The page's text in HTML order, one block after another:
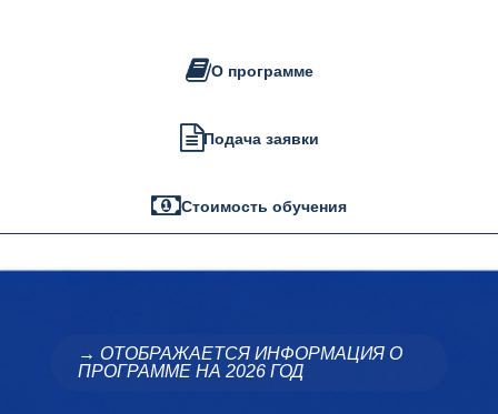
О программе
Подача заявки
Стоимость обучения
→ ОТОБРАЖАЕТСЯ ИНФОРМАЦИЯ О
ПРОГРАММЕ НА 2026 ГОД